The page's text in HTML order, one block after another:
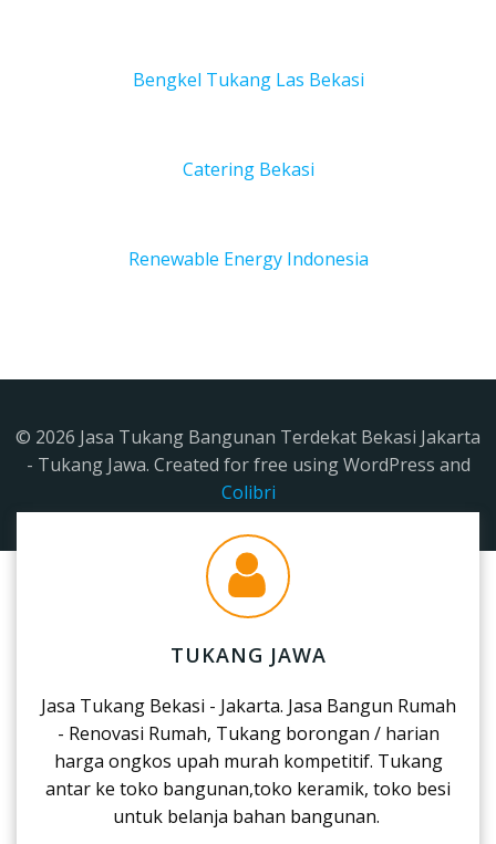
Bengkel Tukang Las Bekasi
Catering Bekasi
Renewable Energy Indonesia
© 2026 Jasa Tukang Bangunan Terdekat Bekasi Jakarta
- Tukang Jawa. Created for free using WordPress and
Colibri
TUKANG JAWA
Jasa Tukang Bekasi - Jakarta. Jasa Bangun Rumah
- Renovasi Rumah, Tukang borongan / harian
harga ongkos upah murah kompetitif. Tukang
antar ke toko bangunan,toko keramik, toko besi
untuk belanja bahan bangunan.